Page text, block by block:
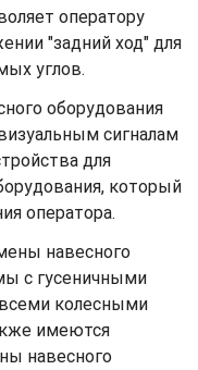
оператору
"задний ход" для
углов.
оборудования
сигналам
для
который
оператора.
навесного
с гусеничными
колесными
имеются
навесного